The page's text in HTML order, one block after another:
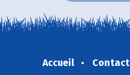
Accueil Contact